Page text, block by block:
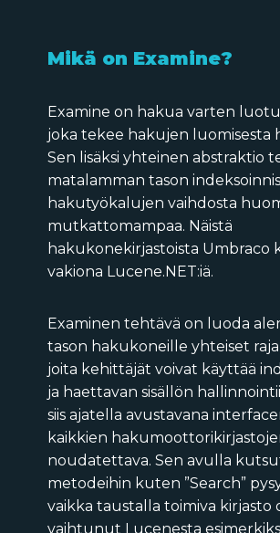
Mikä on Examine?
Examine on hakua varten
joka tekee hakujen luomisesta
Sen lisäksi yhteinen abstraktio
matalamman tason
hakutyökalujen vaihdosta
mutkattomampaa. Näistä
hakukonekirjastoista Umbraco
vakiona Lucene.NET:iä.
Examinen tehtävä on luoda
tason hakukoneille yhteiset
joita kehittäjät voivat käyttää
ja haettavan sisällön
siis ajatella avustavana
kaikkien
noudatettava. Sen avulla
metodeihin kuten ”Search”
vaikka taustalla toimiva kirjasto
vaihtunut Lucenesta